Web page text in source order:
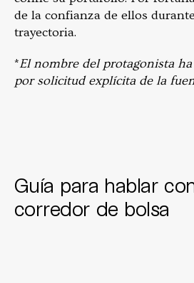
de la confianza de ellos
trayectoria.
*El nombre del protagonista
por solicitud explícita de la
Guía para hablar
corredor de bolsa